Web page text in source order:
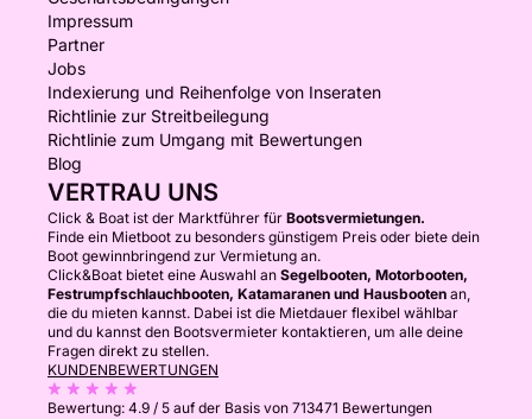
Impressum
Partner
Jobs
Indexierung und Reihenfolge von Inseraten
Richtlinie zur Streitbeilegung
Richtlinie zum Umgang mit Bewertungen
Blog
VERTRAU UNS
Click & Boat ist der Marktführer für Bootsvermietungen.
Finde ein Mietboot zu besonders günstigem Preis oder biete dein
Boot gewinnbringend zur Vermietung an.
Click&Boat bietet eine Auswahl an Segelbooten, Motorbooten,
Festrumpfschlauchbooten, Katamaranen und Hausbooten an,
die du mieten kannst. Dabei ist die Mietdauer flexibel wählbar
und du kannst den Bootsvermieter kontaktieren, um alle deine
Fragen direkt zu stellen.
KUNDENBEWERTUNGEN
Bewertung: 4.9 / 5 auf der Basis von 713471 Bewertungen